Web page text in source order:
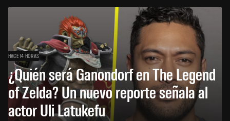
HACE 14 HORAS
¿Quién será Ganondorf en The Legend
of Zelda? Un nuevo reporte señala al
actor Uli Latukefu